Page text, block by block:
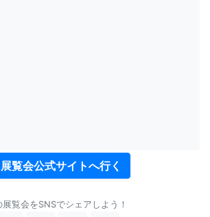
覧会公式サイトへ行く
展覧会をSNSでシェアしよう！